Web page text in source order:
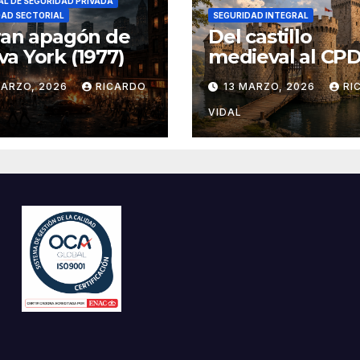
SECTORIAL
apagón de
York (1977)
2026 RICARDO
SEGURIDAD INTEGRAL
Del castillo
medieval al
seguridad por
13 MARZO, 2026
VIDAL